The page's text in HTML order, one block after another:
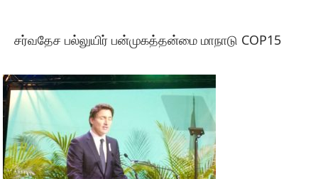
சர்வதேச பல்லுயிர் பன்முகத்தன்மை மாநாடு COP15